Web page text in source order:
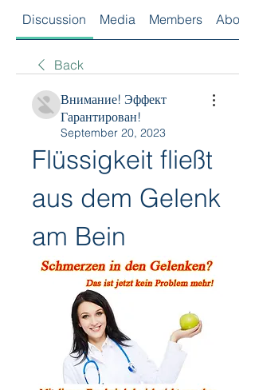
Discussion Media Members About
Back
Внимание! Эффект
Гарантирован!
September 20, 2023
Flüssigkeit fließt
aus dem Gelenk
am Bein